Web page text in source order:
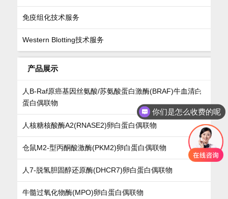
免疫组化技术服务
Western Blotting技术服务
产品展示
人B-Raf原癌基因丝氨酸/苏氨酸蛋白激酶(BRAF)牛血清白
蛋白偶联物
人核糖核酸酶A2(RNASE2)卵白蛋白偶联物
仓鼠M2-型丙酮酸激酶(PKM2)卵白蛋白偶联物
人7-脱氢胆固醇还原酶(DHCR7)卵白蛋白偶联物
牛髓过氧化物酶(MPO)卵白蛋白偶联物
你们是怎么收费的呢